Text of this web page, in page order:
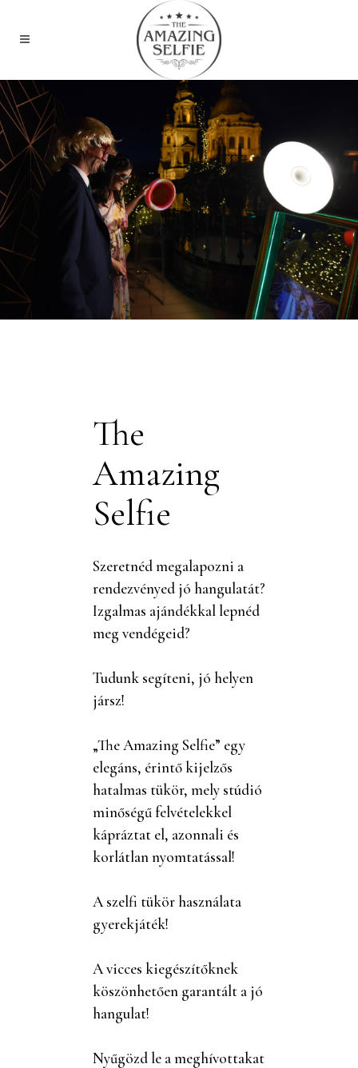
The
Amazing
Selfie
Szeretnéd megalapozni a
rendezvényed jó hangulatát?
Izgalmas ajándékkal lepnéd
meg vendégeid?
Tudunk segíteni, jó helyen
jársz!
„The Amazing Selfie” egy
elegáns, érintő kijelzős
hatalmas tükör, mely stúdió
minőségű felvételekkel
kápráztat el, azonnali és
korlátlan nyomtatással!
A szelfi tükör használata
gyerekjáték!
A vicces kiegészítőknek
köszönhetően garantált a jó
hangulat!
Nyűgözd le a meghívottakat